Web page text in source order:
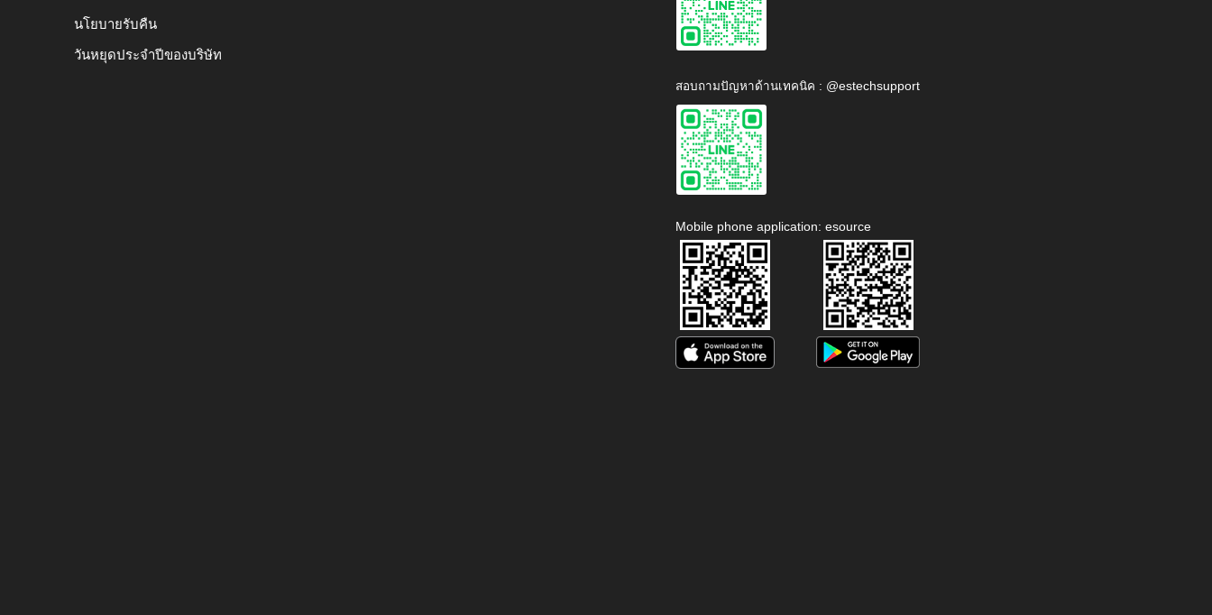
นโยบายรับคืน
วันหยุดประจำปีของบริษัท
สอบถามปัญหาด้านเทคนิค : @estechsupport
Mobile phone application: esource